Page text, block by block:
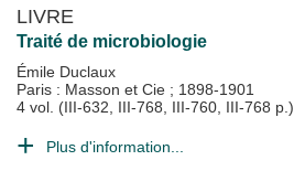
LIVRE
Traité de microbiologie
Émile Duclaux
Paris : Masson et Cie ; 1898-1901
4 vol. (III-632, III-768, III-760, III-768 p.)
Plus d'information...